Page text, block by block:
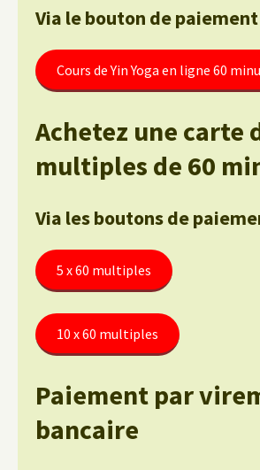
Via le bouton de paiement
Cours de Yin Yoga en ligne 60
Achetez une carte
multiples de 60
Via les boutons de
5 x 60 multiples
10 x 60 multiples
Paiement par
bancaire